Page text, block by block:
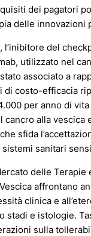
dei pagatori
delle innovazioni
l’inibitore del
utilizzato nel
associato a
di costo-efficacia
per anno di
cancro alla vescica
sfida
sistemi sanitari
delle Terapie
affrontano
clinica e
stadi e istologie.
sulla